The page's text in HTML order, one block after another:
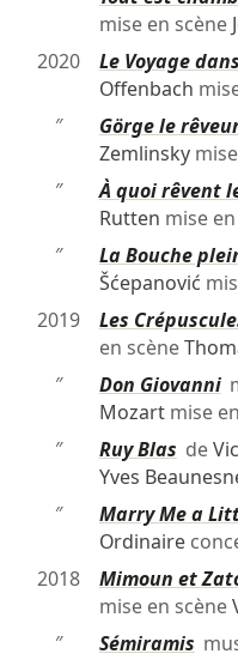
mise en scène
2020
Le Voyage
Offenbach
″
Görge le
Zemlinsky
″
À quoi rêvent
Rutten mise
″
La Bouche
Šćepanović
2019
Les
en scène
″
Don Giovanni
Mozartmise
″
Ruy Blas de
Yves
″
Marry Me a
Ordinaire
2018
Mimoun et
mise en scène
″
Sémiramis